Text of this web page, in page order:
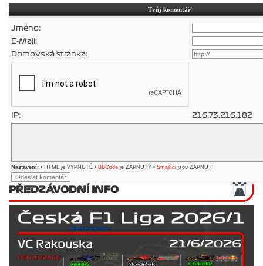
Tvůj komentář
Jméno:
E-Mail:
Domovská stránka:
IP: 216.73.216.182
Nastavení: • HTML je VYPNUTÉ • BBCode je ZAPNUTÝ • Smajlíci jsou ZAPNUTI
PŘEDZÁVODNÍ INFO